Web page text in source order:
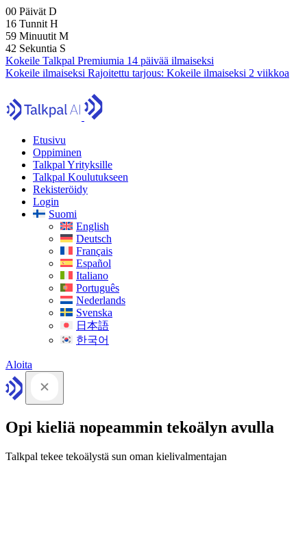
00 Päivät D
16 Tunnit H
59 Minuutit M
41 Sekuntia S
Kokeile Talkpal Premiumia 14 päivää ilmaiseksi
Kokeile ilmaiseksi Rajoitettu tarjous: Kokeile ilmaiseksi 2 viikkoa
Etusivu
Oppiminen
Talkpal Yrityksille
Talkpal Koulutukseen
Rekisteröidy
Login
Suomi
English
Deutsch
Français
Español
Italiano
Português
Nederlands
Svenska
日本語
한국어
Aloita
Opi kieliä nopeammin tekoälyn avulla
Talkpal tekee tekoälystä sun oman kielivalmentajan